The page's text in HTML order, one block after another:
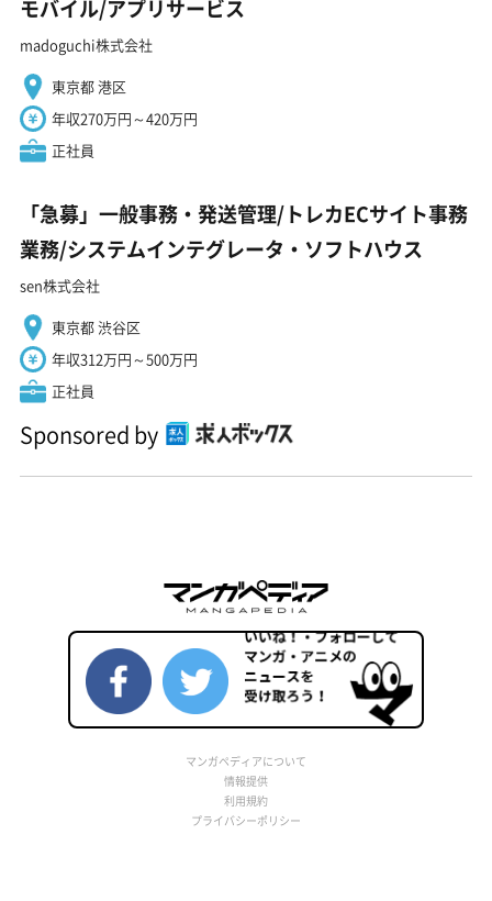
モバイル/アプリサービス
madoguchi株式会社
東京都 港区
年収270万円～420万円
正社員
「急募」一般事務・発送管理/トレカECサイト事務
業務/システムインテグレータ・ソフトハウス
sen株式会社
東京都 渋谷区
年収312万円～500万円
正社員
Sponsored by
マンガペディアについて
情報提供
利用規約
プライバシーポリシー